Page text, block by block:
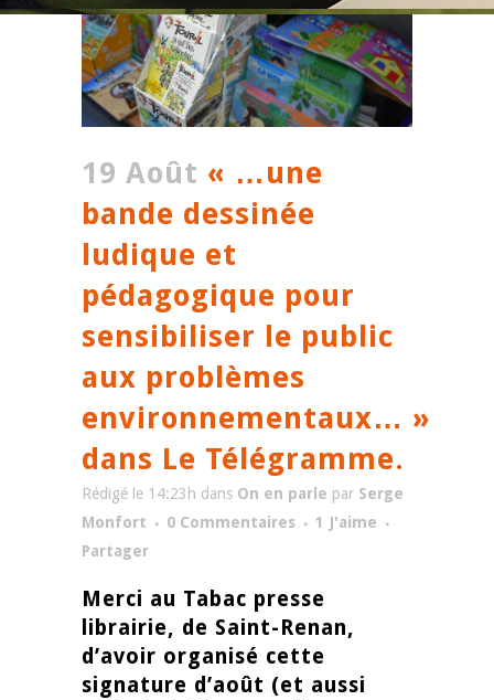
19 Août « …une
bande dessinée
ludique et
pédagogique pour
sensibiliser le public
aux problèmes
environnementaux… »
dans Le Télégramme.
Rédigé le 14:23h dans On en parle par Serge
Monfort
0 Commentaires 1 J'aime
Partager
Merci au Tabac presse
librairie, de Saint-Renan,
d’avoir organisé cette
signature d’août (et aussi